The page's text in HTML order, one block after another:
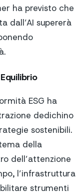
ha previsto che
dall’AI supererà
ESG ha
dedichino
sostenibili.
della
dell’attenzione
l’infrastruttura
strumenti